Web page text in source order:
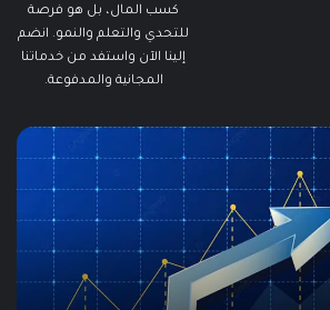
كسب المال، بل هو فرصة
للتحدي والتعلم والنمو. انضم
إلينا الآن واستفد من خدماتنا
المجانية والمدفوعة.